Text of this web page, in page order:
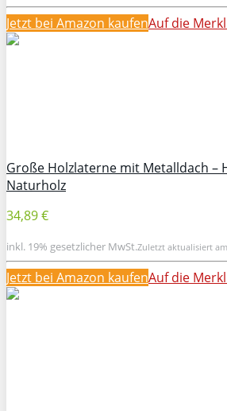
Jetzt bei Amazon kaufenAuf die
Große Holzlaterne mit Metalldach –
Naturholz
34,89 €
inkl. 19% gesetzlicher MwSt.Zuletzt aktualisiert
Jetzt bei Amazon kaufenAuf die